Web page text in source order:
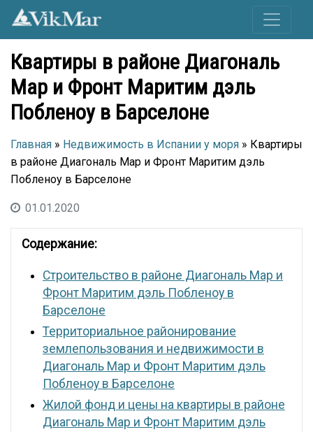
Квартиры в районе Диагональ
Мар и Фронт Маритим дэль
Побленоу в Барселоне
Главная » Недвижимость в Испании у моря » Квартиры
в районе Диагональ Мар и Фронт Маритим дэль
Побленоу в Барселоне
01.01.2020
Содержание:
Строительство в районе Диагональ Мар и
Фронт Маритим дэль Побленоу в
Барселоне
Территориальное районирование
землепользования и недвижимости в
Диагональ Мар и Фронт Маритим дэль
Побленоу в Барселоне
Жилой фонд и цены на квартиры в районе
Диагональ Мар и Фронт Маритим дэль